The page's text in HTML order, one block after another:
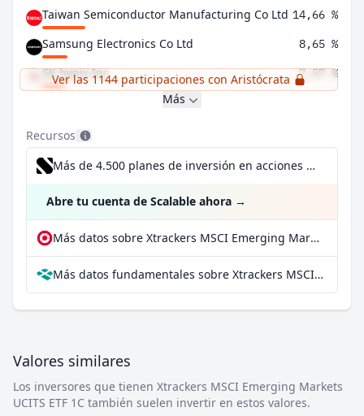
Taiwan Semiconductor Manufacturing Co Ltd 14,66 %
Samsung Electronics Co Ltd 8,65 %
SK hynix Inc 7,57 %
Ver las 1144 participaciones con Aristócrata
Más
Recursos
Más de 4.500 planes de inversión en acciones desde 1 €
Abre tu cuenta de Scalable ahora →
Más datos sobre Xtrackers MSCI Emerging Markets UCITS ETF 1C en extraETF
Más datos fundamentales sobre Xtrackers MSCI Emerging Markets UCITS ETF 1C en Parqet
Valores similares
Los inversores que tienen Xtrackers MSCI Emerging Markets
UCITS ETF 1C también suelen invertir en estos valores.